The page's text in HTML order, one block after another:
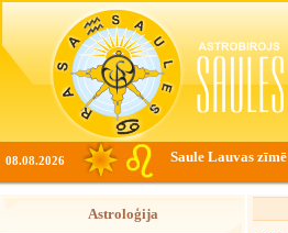
08.08.2026 Saule Lauvas zīmē
Astroloģija